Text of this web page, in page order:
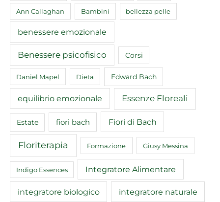
Ann Callaghan Bambini bellezza pelle
benessere emozionale
Benessere psicofisico Corsi
Daniel Mapel Dieta Edward Bach
equilibrio emozionale Essenze Floreali
Estate fiori bach Fiori di Bach
Floriterapia Formazione Giusy Messina
Indigo Essences Integratore Alimentare
integratore biologico integratore naturale